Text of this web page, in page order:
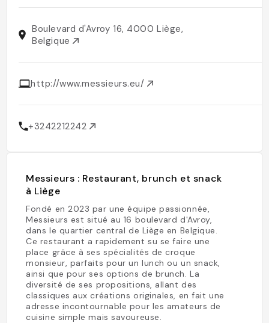
Boulevard d'Avroy 16, 4000 Liège,
Belgique
http://www.messieurs.eu/
+3242212242
Messieurs : Restaurant, brunch et snack
à Liège
Fondé en 2023 par une équipe passionnée,
Messieurs est situé au 16 boulevard d'Avroy,
dans le quartier central de Liège en Belgique.
Ce restaurant a rapidement su se faire une
place grâce à ses spécialités de croque
monsieur, parfaits pour un lunch ou un snack,
ainsi que pour ses options de brunch. La
diversité de ses propositions, allant des
classiques aux créations originales, en fait une
adresse incontournable pour les amateurs de
cuisine simple mais savoureuse.